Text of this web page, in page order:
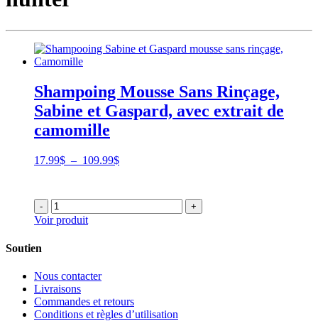
Shampoing Mousse Sans Rinçage,
Sabine et Gaspard, avec extrait de
camomille
17.99$ – 109.99$Plage
17.99$
à
- +
Voir produit
Soutien
Nous contacter
Livraisons
Commandes et retours
Conditions et règles d’utilisation